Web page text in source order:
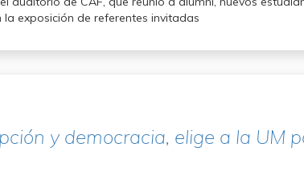
exposición de referentes invitadas
y democracia, elige a la UM